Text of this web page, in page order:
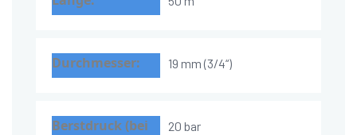
19 mm (3/4“)
20 bar